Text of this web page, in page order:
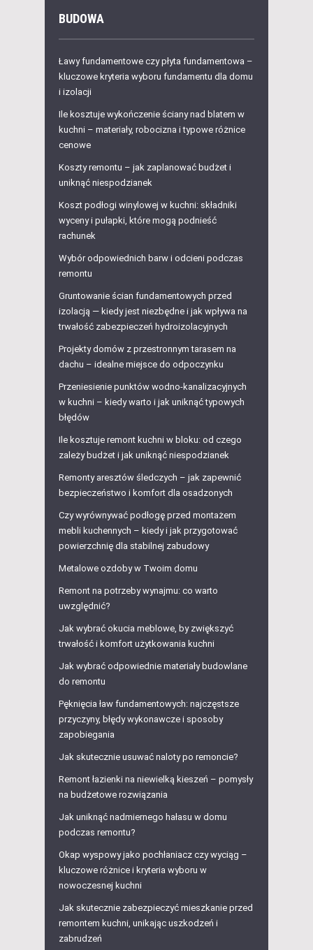
BUDOWA
Ławy fundamentowe czy płyta fundamentowa –
kluczowe kryteria wyboru fundamentu dla domu
i izolacji
Ile kosztuje wykończenie ściany nad blatem w
kuchni – materiały, robocizna i typowe różnice
cenowe
Koszty remontu – jak zaplanować budżet i
uniknąć niespodzianek
Koszt podłogi winylowej w kuchni: składniki
wyceny i pułapki, które mogą podnieść
rachunek
Wybór odpowiednich barw i odcieni podczas
remontu
Gruntowanie ścian fundamentowych przed
izolacją — kiedy jest niezbędne i jak wpływa na
trwałość zabezpieczeń hydroizolacyjnych
Projekty domów z przestronnym tarasem na
dachu – idealne miejsce do odpoczynku
Przeniesienie punktów wodno-kanalizacyjnych
w kuchni – kiedy warto i jak uniknąć typowych
błędów
Ile kosztuje remont kuchni w bloku: od czego
zależy budżet i jak uniknąć niespodzianek
Remonty aresztów śledczych – jak zapewnić
bezpieczeństwo i komfort dla osadzonych
Czy wyrównywać podłogę przed montażem
mebli kuchennych – kiedy i jak przygotować
powierzchnię dla stabilnej zabudowy
Metalowe ozdoby w Twoim domu
Remont na potrzeby wynajmu: co warto
uwzględnić?
Jak wybrać okucia meblowe, by zwiększyć
trwałość i komfort użytkowania kuchni
Jak wybrać odpowiednie materiały budowlane
do remontu
Pęknięcia ław fundamentowych: najczęstsze
przyczyny, błędy wykonawcze i sposoby
zapobiegania
Jak skutecznie usuwać naloty po remoncie?
Remont łazienki na niewielką kieszeń – pomysły
na budżetowe rozwiązania
Jak uniknąć nadmiernego hałasu w domu
podczas remontu?
Okap wyspowy jako pochłaniacz czy wyciąg –
kluczowe różnice i kryteria wyboru w
nowoczesnej kuchni
Jak skutecznie zabezpieczyć mieszkanie przed
remontem kuchni, unikając uszkodzeń i
zabrudzeń